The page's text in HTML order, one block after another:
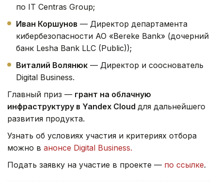
по IT Centras Group;
Иван Коршунов — Директор департамента
кибербезопасности АО «Bereke Bank» (дочерний
банк Lesha Bank LLC (Public));
Виталий Волянюк — Директор и сооснователь
Digital Business.
Главный приз — грант на облачную
инфраструктуру в Yandex Cloud для дальнейшего
развития продукта.
Узнать об условиях участия и критериях отбора
можно в анонсе Digital Business.
Подать заявку на участие в проекте — по ссылке.